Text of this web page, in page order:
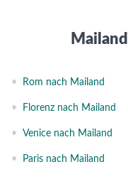
Mailand
• Rom nach Mailand
• Florenz nach Mailand
• Venice nach Mailand
• Paris nach Mailand